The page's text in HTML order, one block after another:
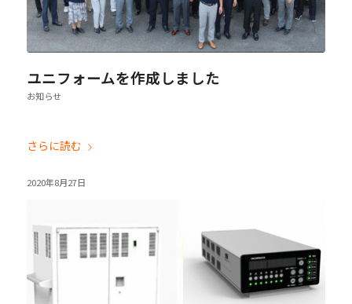
ユニフォームを作成しました
お知らせ
さらに読む
2020年8月27日